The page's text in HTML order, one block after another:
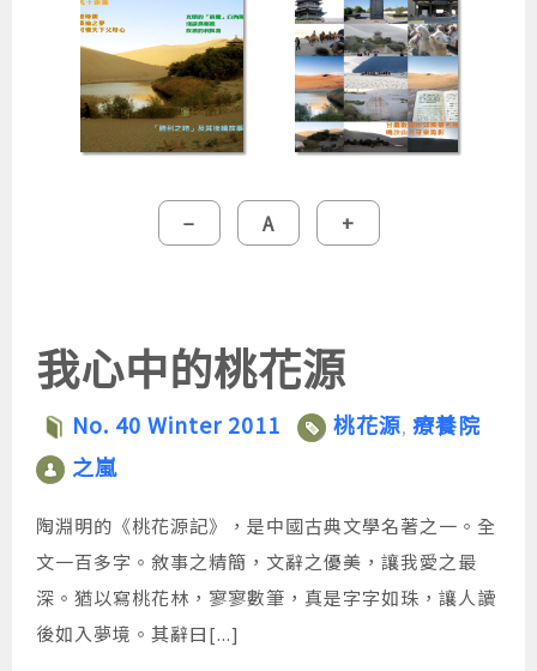
−縮
小
A重
設
+放
大
我心中的桃花源
No. 40 Winter 2011 桃花源, 療養院
之嵐
陶淵明的《桃花源記》，是中國古典文學名著之一。全
文一百多字。敘事之精簡，文辭之優美，讓我愛之最
深。猶以寫桃花林，寥寥數筆，真是字字如珠，讓人讀
後如入夢境。其辭曰[...]